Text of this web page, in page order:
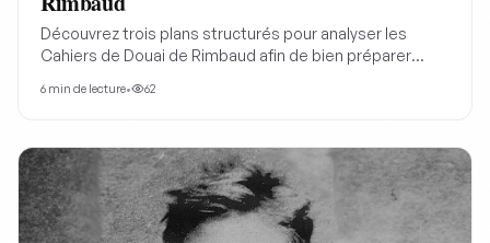
Découvrez trois plans structurés pour analyser les
Cahiers de Douai de Rimbaud afin de bien préparer
6 min de lecture• 62